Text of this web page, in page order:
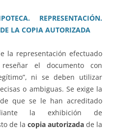
REPRESENTACIÓN.
LA COPIA AUTORIZADA
la representación efectuado
el documento con
ni se deben utilizar
o ambiguas. Se exige la
que se le han acreditado
la exhibición de
de la copia autorizada de la